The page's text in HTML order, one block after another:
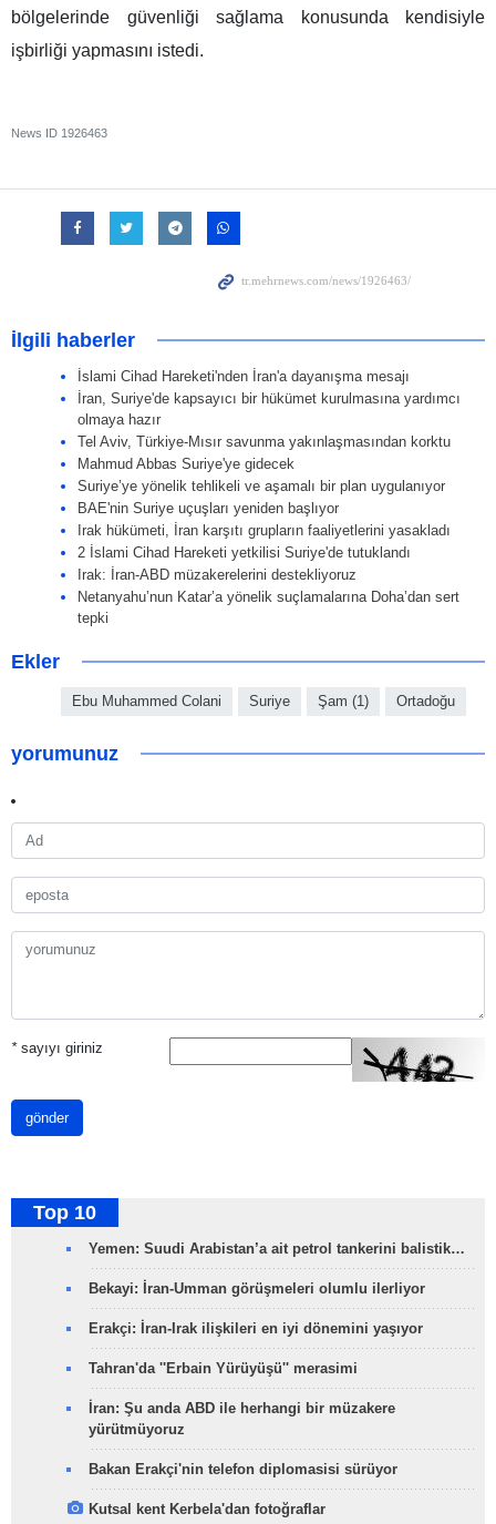
bölgelerinde güvenliği sağlama konusunda kendisiyle
işbirliği yapmasını istedi.
News ID 1926463
İlgili haberler
İslami Cihad Hareketi'nden İran'a dayanışma mesajı
İran, Suriye'de kapsayıcı bir hükümet kurulmasına yardımcı
olmaya hazır
Tel Aviv, Türkiye-Mısır savunma yakınlaşmasından korktu
Mahmud Abbas Suriye'ye gidecek
Suriye’ye yönelik tehlikeli ve aşamalı bir plan uygulanıyor
BAE'nin Suriye uçuşları yeniden başlıyor
Irak hükümeti, İran karşıtı grupların faaliyetlerini yasakladı
2 İslami Cihad Hareketi yetkilisi Suriye'de tutuklandı
Irak: İran-ABD müzakerelerini destekliyoruz
Netanyahu’nun Katar’a yönelik suçlamalarına Doha’dan sert
tepki
Ekler
Ebu Muhammed Colani Suriye Şam (1) Ortadoğu
yorumunuz
*sayıyı giriniz
gönder
Top 10
Yemen: Suudi Arabistan’a ait petrol tankerini balistik…
Bekayi: İran-Umman görüşmeleri olumlu ilerliyor
Erakçi: İran-Irak ilişkileri en iyi dönemini yaşıyor
Tahran'da ''Erbain Yürüyüşü'' merasimi
İran: Şu anda ABD ile herhangi bir müzakere
yürütmüyoruz
Bakan Erakçi'nin telefon diplomasisi sürüyor
Kutsal kent Kerbela'dan fotoğraflar